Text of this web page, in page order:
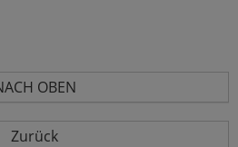
OBEN
Zurück